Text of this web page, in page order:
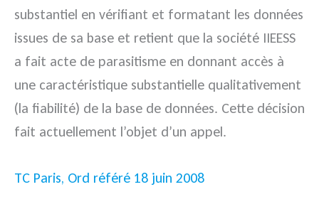
substantiel en vérifiant et formatant les données
issues de sa base et retient que la société IIEESS
a fait acte de parasitisme en donnant accès à
une caractéristique substantielle qualitativement
(la fiabilité) de la base de données. Cette décision
fait actuellement l’objet d’un appel.
TC Paris, Ord référé 18 juin 2008